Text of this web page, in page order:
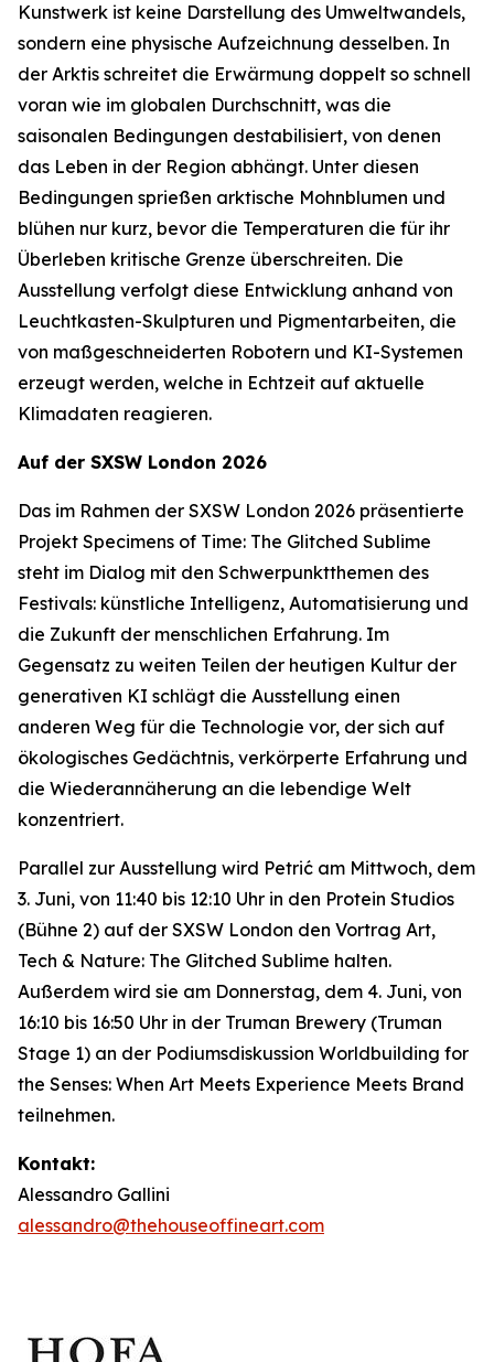
Kunstwerk ist keine Darstellung des Umweltwandels,
sondern eine physische Aufzeichnung desselben. In
der Arktis schreitet die Erwärmung doppelt so schnell
voran wie im globalen Durchschnitt, was die
saisonalen Bedingungen destabilisiert, von denen
das Leben in der Region abhängt. Unter diesen
Bedingungen sprießen arktische Mohnblumen und
blühen nur kurz, bevor die Temperaturen die für ihr
Überleben kritische Grenze überschreiten. Die
Ausstellung verfolgt diese Entwicklung anhand von
Leuchtkasten-Skulpturen und Pigmentarbeiten, die
von maßgeschneiderten Robotern und KI-Systemen
erzeugt werden, welche in Echtzeit auf aktuelle
Klimadaten reagieren.
Auf der SXSW London 2026
Das im Rahmen der SXSW London 2026 präsentierte
Projekt Specimens of Time: The Glitched Sublime
steht im Dialog mit den Schwerpunktthemen des
Festivals: künstliche Intelligenz, Automatisierung und
die Zukunft der menschlichen Erfahrung. Im
Gegensatz zu weiten Teilen der heutigen Kultur der
generativen KI schlägt die Ausstellung einen
anderen Weg für die Technologie vor, der sich auf
ökologisches Gedächtnis, verkörperte Erfahrung und
die Wiederannäherung an die lebendige Welt
konzentriert.
Parallel zur Ausstellung wird Petrić am Mittwoch, dem
3. Juni, von 11:40 bis 12:10 Uhr in den Protein Studios
(Bühne 2) auf der SXSW London den Vortrag Art,
Tech & Nature: The Glitched Sublime halten.
Außerdem wird sie am Donnerstag, dem 4. Juni, von
16:10 bis 16:50 Uhr in der Truman Brewery (Truman
Stage 1) an der Podiumsdiskussion Worldbuilding for
the Senses: When Art Meets Experience Meets Brand
teilnehmen.
Kontakt:
Alessandro Gallini
alessandro@thehouseoffineart.com